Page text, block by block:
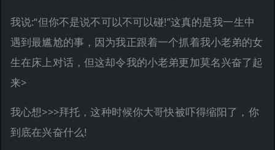
我说:“但你不是说不可以不可以碰!”这真的是我一生中
遇到最尴尬的事，因为我正跟着一个抓着我小老弟的女
生在床上对话，但这却令我的小老弟更加莫名兴奋了起
来>
我心想>>>拜托，这种时候你大哥快被吓得缩阳了，你
到底在兴奋什么!